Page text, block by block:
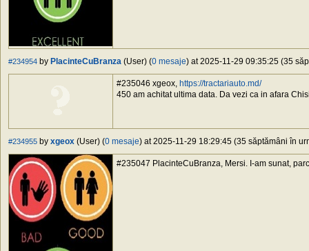
#234954 by PlacinteCuBranza (User) (0 mesaje) at 2025-11-29 09:35:25 (35
#235046 xgeox, https://tractariauto.md/
450 am achitat ultima data. Da vezi ca in afara
#234955 by xgeox (User) (0 mesaje) at 2025-11-29 18:29:45 (35 săptămâni în
#235047 PlacinteCuBranza, Mersi. I-am sunat,